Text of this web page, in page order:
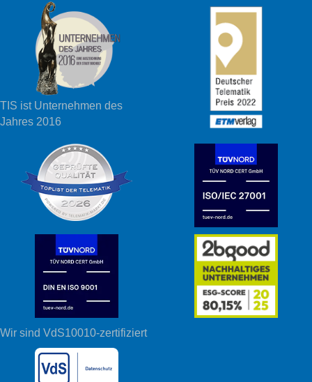
TIS ist Unternehmen des
Jahres 2016
Wir sind VdS10010-zertifiziert